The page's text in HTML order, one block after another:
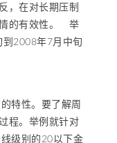
，在对长期压制
情的有效性。 举
2008年7月中旬
特性。要了解周
程。举例就针对
级别的20以下金